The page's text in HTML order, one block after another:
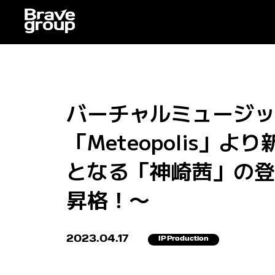
バーチャルミュージ
「Meteopolis」より
となる「神崎茜」の
昇格！〜
2023.04.17 IP Production